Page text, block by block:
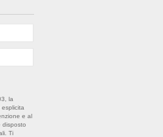
la
e al
disposto
Ti